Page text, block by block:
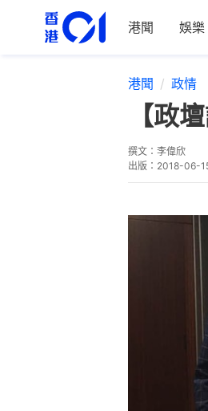
港聞 娛樂
港聞 政情
【政
撰文： 李偉欣
出版： 2018-06-